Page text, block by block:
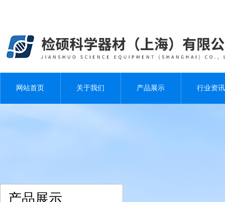
网站首页 关于我们 产品展示 行业资讯
产品展示